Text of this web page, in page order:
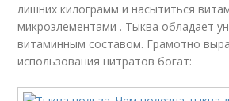
лишних килограмм и насытиться
микроэлементами . Тыква обладает
витаминным составом. Грамотно
использования нитратов богат: